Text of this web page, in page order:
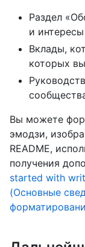
Раздел
и интересы
Вклады,
которых
Вы можете
эмодзи,
README,
получения
started with
(Основные